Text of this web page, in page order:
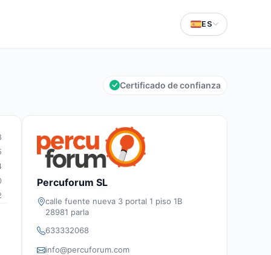
ES
Certificado de confianza
Percuforum SL
calle fuente nueva 3 portal 1 piso 1B
28981 parla
633332068
info@percuforum.com